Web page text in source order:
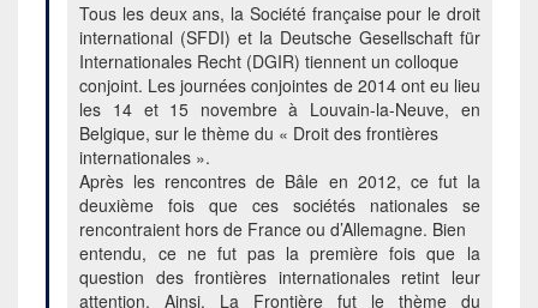
Tous les deux ans, la Société française pour le droit
international (SFDI) et la Deutsche Gesellschaft für
Internationales Recht (DGIR) tiennent un colloque
conjoint. Les journées conjointes de 2014 ont eu lieu
les 14 et 15 novembre à Louvain-la-Neuve, en
Belgique, sur le thème du « Droit des frontières
internationales ».
Après les rencontres de Bâle en 2012, ce fut la
deuxième fois que ces sociétés nationales se
rencontraient hors de France ou d’Allemagne. Bien
entendu, ce ne fut pas la première fois que la
question des frontières internationales retint leur
attention. Ainsi, La Frontière fut le thème du